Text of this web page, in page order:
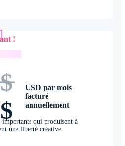
USD par mois
facturé
annuellement
importants qui produisent à
une liberté créative